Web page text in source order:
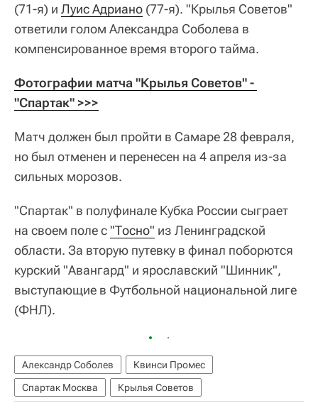
(71-я) и Луис Адриано (77-я). "Крылья Советов"
ответили голом Александра Соболева в
компенсированное время второго тайма.
Фотографии матча "Крылья Советов" -
"Спартак" >>>
Матч должен был пройти в Самаре 28 февраля,
но был отменен и перенесен на 4 апреля из-за
сильных морозов.
"Спартак" в полуфинале Кубка России сыграет
на своем поле с"Тосно" из Ленинградской
области. За вторую путевку в финал поборются
курский "Авангард" и ярославский "Шинник",
выступающие в Футбольной национальной лиге
(ФНЛ).
Александр Соболев
Квинси Промес
Спартак Москва
Крылья Советов